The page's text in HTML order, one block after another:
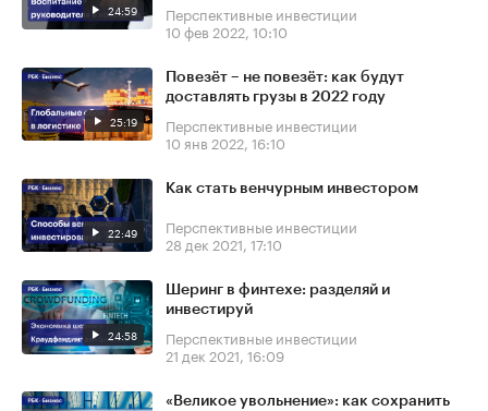
24:59
Перспективные инвестиции
10 фев 2022, 10:10
25:19
Повезёт – не повезёт: как будут
доставлять грузы в 2022 году
Перспективные инвестиции
10 янв 2022, 16:10
22:49
Как стать венчурным инвестором
Перспективные инвестиции
28 дек 2021, 17:10
24:58
Шеринг в финтехе: разделяй и
инвестируй
Перспективные инвестиции
21 дек 2021, 16:09
«Великое увольнение»: как сохранить